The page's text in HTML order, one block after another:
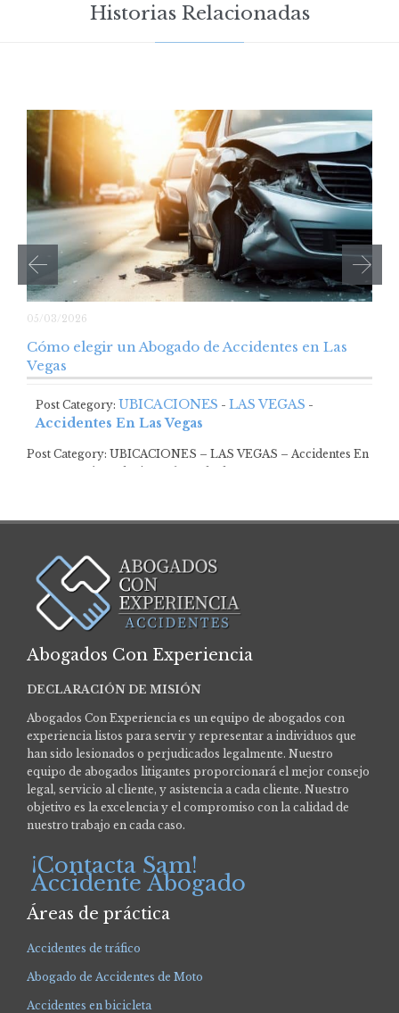
Historias Relacionadas
05/03/2026
Cómo elegir un Abogado de Accidentes en Las
Vegas
Post Category: UBICACIONES - LAS VEGAS -
Accidentes En Las Vegas
Post Category: UBICACIONES – LAS VEGAS – Accidentes En
Las VegasCómo elegir un abogado de…
Abogados Con Experiencia
DECLARACIÓN DE MISIÓN
Abogados Con Experiencia es un equipo de abogados con
experiencia listos para servir y representar a individuos que
han sido lesionados o perjudicados legalmente. Nuestro
equipo de abogados litigantes proporcionará el mejor consejo
legal, servicio al cliente, y asistencia a cada cliente. Nuestro
objetivo es la excelencia y el compromiso con la calidad de
nuestro trabajo en cada caso.
¡Contacta Sam!
Accidente Abogado
Áreas de práctica
Accidentes de tráfico
Abogado de Accidentes de Moto
Accidentes en bicicleta